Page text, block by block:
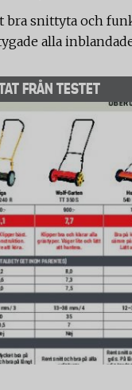
snittyta och
alla
FRÅN TESTET